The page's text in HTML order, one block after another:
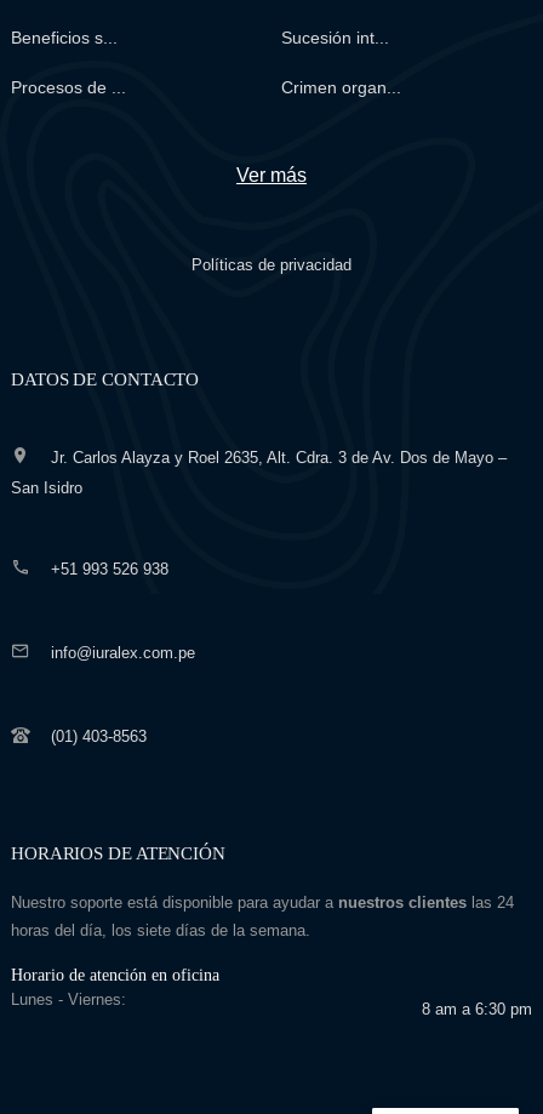
Beneficios s... Sucesión int...
Procesos de ... Crimen organ...
Ver más
Políticas de privacidad
DATOS DE CONTACTO
Jr. Carlos Alayza y Roel 2635, Alt. Cdra. 3 de Av. Dos de Mayo –
San Isidro
+51 993 526 938
info@iuralex.com.pe
(01) 403-8563
HORARIOS DE ATENCIÓN
Nuestro soporte está disponible para ayudar a nuestros clienteslas 24
horas del día, los siete días de la semana.
Horario de atención en oficina
Lunes - Viernes:
8 am a 6:30 pm